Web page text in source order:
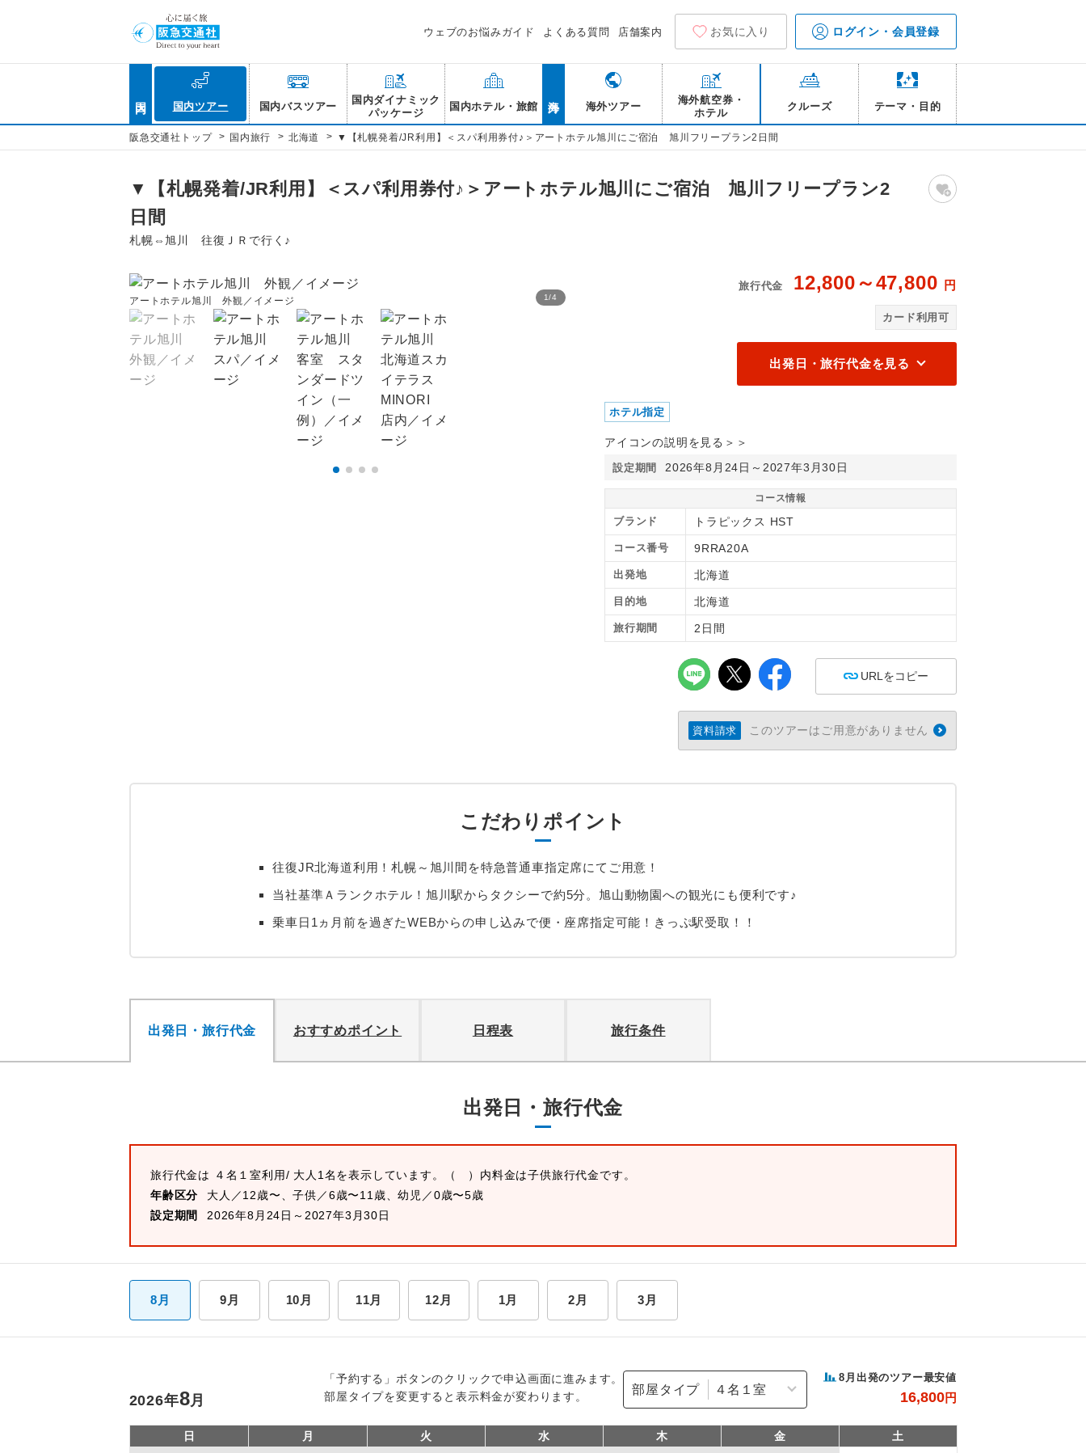
ウェブのお悩みガイド よくある質問 店舗案内 お気に入り ログイン・会員登録
国内ツアー 国内バスツアー
国内ダイナミック
パッケージ
国内ホテル・旅館 海外ツアー
海外航空券・
ホテル
クルーズ テーマ・目的
阪急交通社トップ > 国内旅行 > 北海道 > ▼【札幌発着/JR利用】＜スパ利用券付♪＞アートホテル旭川にご宿泊 旭川フリープラン2日間
▼【札幌発着/JR利用】＜スパ利用券付♪＞アートホテル旭川にご宿泊 旭川フリープラン2
日間
札幌⇔旭川 往復ＪＲで行く♪
1/4
アートホテル旭川 外観／イメージ
旅行代金 12,800～47,800 円
カード利用可
出発日・旅行代金を見る
ホテル指定
アイコンの説明を見る＞＞
設定期間 2026年8月24日～2027年3月30日
コース情報
ブランド トラピックス HST
コース番号 9RRA20A
出発地 北海道
目的地 北海道
旅行期間 2日間
URLをコピー
資料請求 このツアーはご用意がありません
こだわりポイント
往復JR北海道利用！札幌～旭川間を特急普通車指定席にてご用意！
当社基準Ａランクホテル！旭川駅からタクシーで約5分。旭山動物園への観光にも便利です♪
乗車日1ヵ月前を過ぎたWEBからの申し込みで便・座席指定可能！きっぷ駅受取！！
出発日・旅行代金 おすすめポイント 日程表 旅行条件
出発日・旅行代金
旅行代金は ４名１室利用/ 大人1名を表示しています。
（ ）内料金は子供旅行代金です。
年齢区分
大人／12歳〜、子供／6歳〜11歳、幼児／0歳〜5歳
設定期間
2026年8月24日～2027年3月30日
8月 9月 10月 11月 12月 1月 2月 3月
「予約する」ボタンのクリックで申込画面に進みます。
部屋タイプを変更すると表示料金が変わります。
部屋タイプ
8 月出発のツアー最安値
16,800円
2026年8月
日 月 火 水 木 金 土